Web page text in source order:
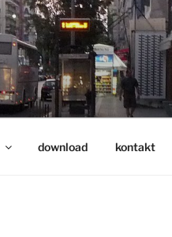
download kontakt